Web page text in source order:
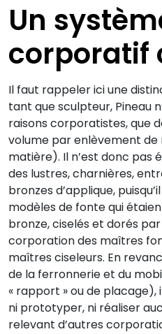
Un
corporatif
Il faut rappeler ici une
tant que sculpteur, Pineau
raisons corporatistes, que
volume par enlèvement
matière). Il n’est donc pas
des lustres, charnières,
bronzes d’applique,
modèles de fonte qui
bronze, ciselés et dorés
corporation des maîtres
maîtres ciseleurs. En
de la ferronnerie et du
« rapport » ou de placage),
ni prototyper, ni réaliser
relevant d’autres